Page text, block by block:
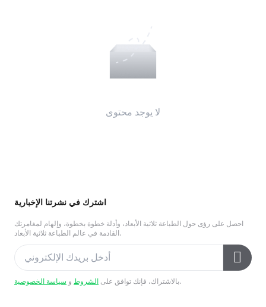
اشترك في نشرتنا الإخبارية
احصل على رؤى حول الطباعة ثلاثية الأبعاد، وأدلة خطوة بخطوة، وإلهام لمغامرتك
القادمة في عالم الطباعة ثلاثية الأبعاد.
بالاشتراك، فإنك توافق على الشروط و سياسة الخصوصية .
لا يوجد محتوى